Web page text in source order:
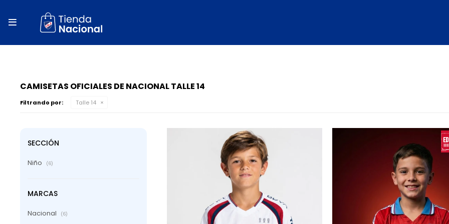

CAMISETAS OFICIALES DE NACIONAL TALLE 14
Filtrando por: Talle 14
SECCIÓN
Niño (6)
MARCAS
Nacional (6)
close
local_shipping
percent